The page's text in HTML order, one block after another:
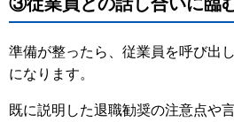
準備が整ったら、従業員を呼び出
になります。
既に説明した退職勧奨の注意点や